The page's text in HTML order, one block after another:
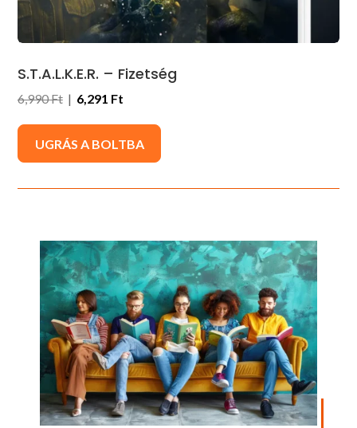
S.T.A.L.K.E.R. – Fizetség
6,990 Ft| 6,291 Ft
UGRÁS A BOLTBA